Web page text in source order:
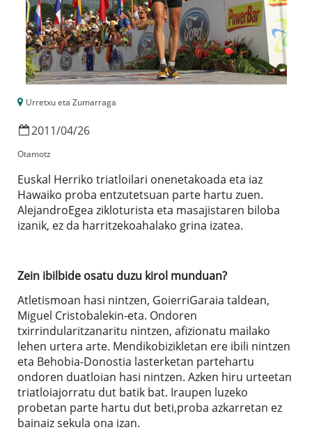
Urretxu eta Zumarraga
2011/04/26
Otamotz
Euskal Herriko triatloilari onenetakoada eta iaz
Hawaiko proba entzutetsuan parte hartu zuen.
AlejandroEgea zikloturista eta masajistaren biloba
izanik, ez da harritzekoahalako grina izatea.
Zein ibilbide osatu duzu kirol munduan?
Atletismoan hasi nintzen, GoierriGaraia taldean,
Miguel Cristobalekin-eta. Ondoren
txirrindularitzanaritu nintzen, afizionatu mailako
lehen urtera arte. Mendikobizikletan ere ibili nintzen
eta Behobia-Donostia lasterketan partehartu
ondoren duatloian hasi nintzen. Azken hiru urteetan
triatloiajorratu dut batik bat. Iraupen luzeko
probetan parte hartu dut beti,proba azkarretan ez
bainaiz sekula ona izan.